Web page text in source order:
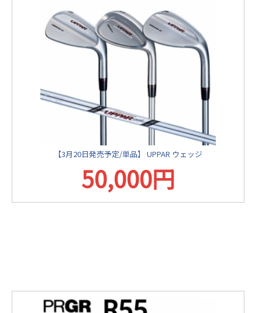
【3月20日発売予定/単品】 UPPAR ウェッジ
50,000円